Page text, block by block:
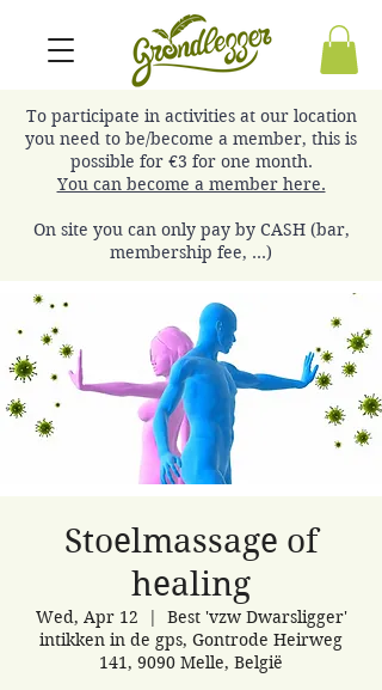
To participate in activities at our location
you need to be/become a member, this is
possible for €3 for one month.
You can become a member here.
On site you can only pay by CASH (bar,
membership fee, ...)
Stoelmassage of
healing
Wed, Apr 12
  |
Best 'vzw Dwarsligger'
intikken in de gps, Gontrode Heirweg
141, 9090 Melle, België